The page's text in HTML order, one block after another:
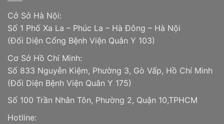
Cở Sở Hà Nội:
Số 1 Phố Xa La – Phúc La – Hà Đông – Hà Nội
(Đối Diện Cổng Bệnh Viện Quân Y 103)
Cơ Sở Hồ Chí Minh:
Số 833 Nguyễn Kiệm, Phường 3, Gò Vấp, Hồ Chí Minh
(Đối Diện Bệnh Viện Quân Y 175)
Số 100 Trần Nhân Tôn, Phường 2, Quận 10,TPHCM
Hotline: